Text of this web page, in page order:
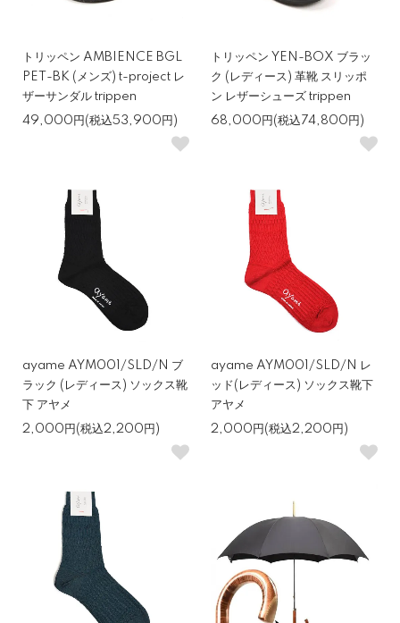
トリッペン AMBIENCE BGL
PET-BK (メンズ) t-project レ
ザーサンダル trippen
49,000円(税込53,900円)
トリッペン YEN-BOX ブラッ
ク (レディース) 革靴 スリッポ
ン レザーシューズ trippen
68,000円(税込74,800円)
ayame AYM001/SLD/N ブ
ラック (レディース) ソックス靴
下 アヤメ
2,000円(税込2,200円)
ayame AYM001/SLD/N レ
ッド(レディース) ソックス靴下
アヤメ
2,000円(税込2,200円)